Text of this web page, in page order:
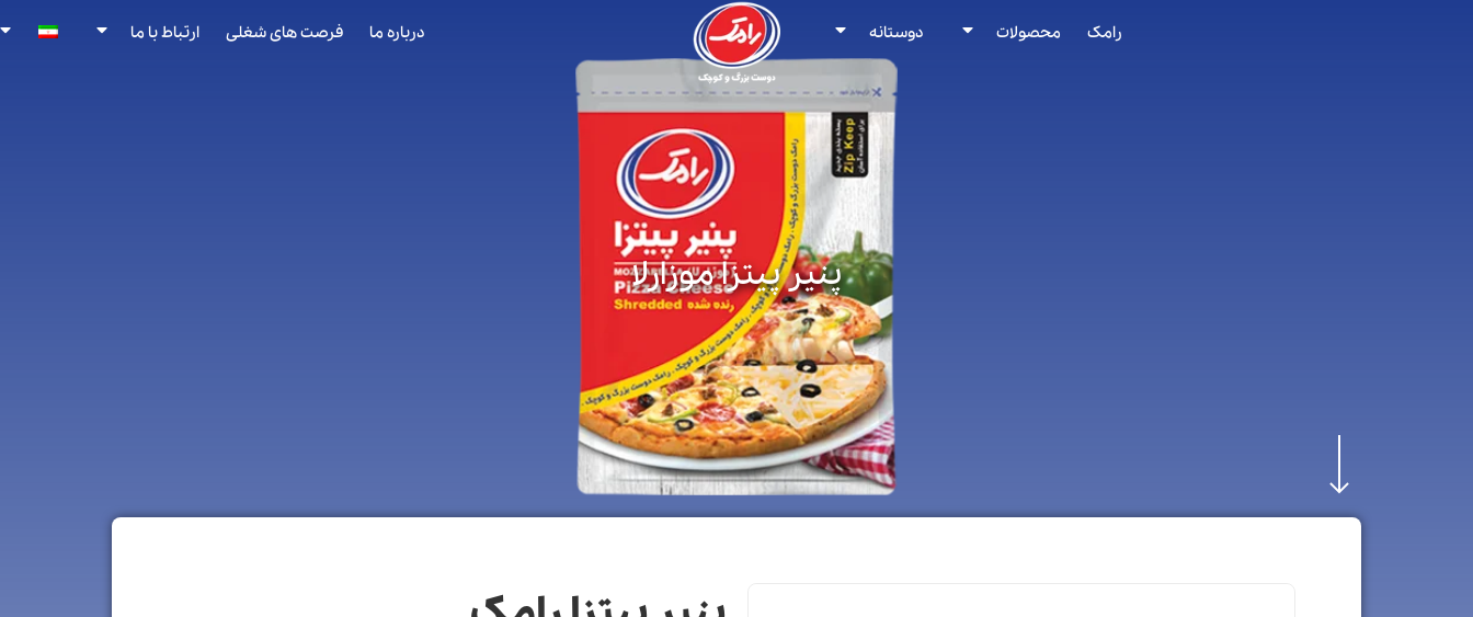
درباره ما فرصت های شغلی ارتباط با ما رامک محصولات دوستانه
پنیر پیتزا موزارلا